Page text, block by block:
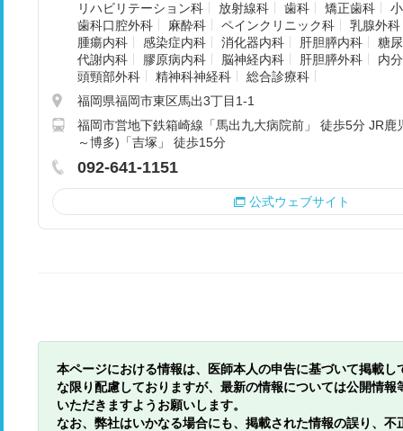
リハビリテーション科
放射線科 歯科 矯正歯科
歯科口腔外科
麻酔科 ペインクリニック科
乳腺外科
腫瘍内科
感染症内科 消化器内科 肝胆膵内科
糖
代謝内科
膠原病内科 脳神経内科 肝胆膵外科
内
頭頸部外科
精神科神経科
総合診療科
福岡県福岡市東区馬出3丁目1-1
福岡市営地下鉄箱崎線「馬出九大病院前」 徒歩5分 JR鹿
～博多)「吉塚」 徒歩15分
092-641-1151
公式ウェブサイト
本ページにおける情報は、医師本人の申告に基づいて掲載
な限り配慮しておりますが、最新の情報については公開情
いただきますようお願いします。
なお、弊社はいかなる場合にも、掲載された情報の誤り、